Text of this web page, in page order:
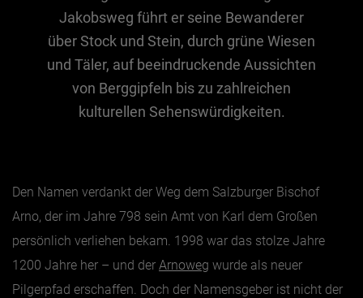
Kunst & Kultur
Brauchtum
Hotel & Reise
Februar
März
Jakobsweg führt er seine Bewanderer
über Stock und Stein, durch grüne Wiesen
und Täler, auf beeindruckende Aussichten
von Berggipfeln bis zu zahlreichen
kulturellen Sehenswürdigkeiten.
Den Namen verdankt der Weg dem Salzburger Bischof
Arno, der im Jahre 798 sein Amt von Karl dem Großen
persönlich verliehen bekam. 1998 war das stolze Jahre
1200 Jahre her – und der Arnoweg wurde als neuer
Pilgerpfad erschaffen. Doch der Namensgeber ist nicht der